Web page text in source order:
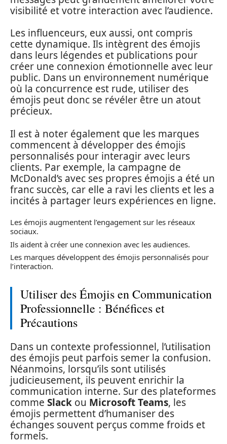
visibilité et votre interaction avec l’audience.
Les influenceurs, eux aussi, ont compris
cette dynamique. Ils intègrent des émojis
dans leurs légendes et publications pour
créer une connexion émotionnelle avec leur
public. Dans un environnement numérique
où la concurrence est rude, utiliser des
émojis peut donc se révéler être un atout
précieux.
Il est à noter également que les marques
commencent à développer des émojis
personnalisés pour interagir avec leurs
clients. Par exemple, la campagne de
McDonald’s avec ses propres émojis a été un
franc succès, car elle a ravi les clients et les a
incités à partager leurs expériences en ligne.
Les émojis augmentent l’engagement sur les réseaux
sociaux.
Ils aident à créer une connexion avec les audiences.
Les marques développent des émojis personnalisés pour
l’interaction.
Utiliser des Émojis en Communication
Professionnelle : Bénéfices et
Précautions
Dans un contexte professionnel, l’utilisation
des émojis peut parfois semer la confusion.
Néanmoins, lorsqu’ils sont utilisés
judicieusement, ils peuvent enrichir la
communication interne. Sur des plateformes
comme Slack ou Microsoft Teams, les
émojis permettent d’humaniser des
échanges souvent perçus comme froids et
formels.